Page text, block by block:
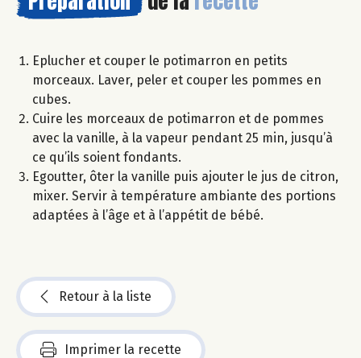
Eplucher et couper le potimarron en petits
morceaux. Laver, peler et couper les pommes en
cubes.
Cuire les morceaux de potimarron et de pommes
avec la vanille, à la vapeur pendant 25 min, jusqu’à
ce qu’ils soient fondants.
Egoutter, ôter la vanille puis ajouter le jus de citron,
mixer. Servir à température ambiante des portions
adaptées à l’âge et à l’appétit de bébé.
Retour à la liste
Imprimer la recette